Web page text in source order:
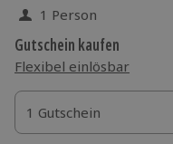
1 Person
Gutschein kaufen
Flexibel einlösbar
1 Gutschein
1 Gutschein
1 Gutschein